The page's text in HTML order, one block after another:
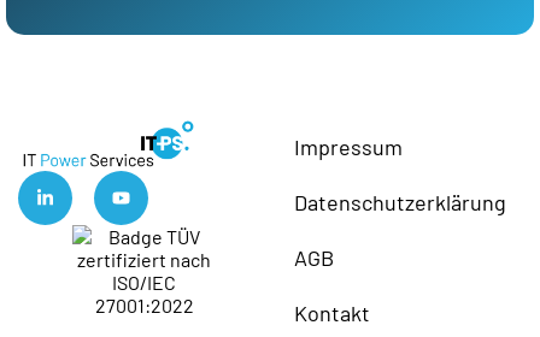
Impressum
Datenschutzerklärung
AGB
Kontakt